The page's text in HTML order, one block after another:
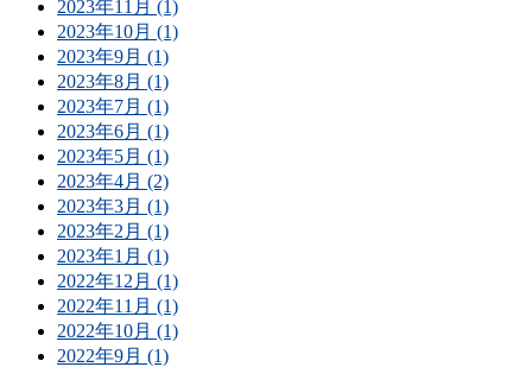
2023年11月 (1)
2023年10月 (1)
2023年9月 (1)
2023年8月 (1)
2023年7月 (1)
2023年6月 (1)
2023年5月 (1)
2023年4月 (2)
2023年3月 (1)
2023年2月 (1)
2023年1月 (1)
2022年12月 (1)
2022年11月 (1)
2022年10月 (1)
2022年9月 (1)